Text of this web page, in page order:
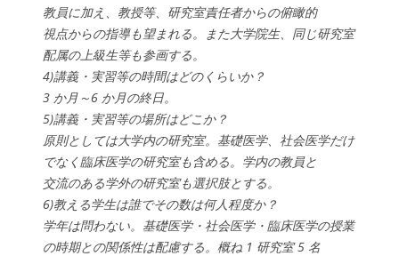
教員に加え、教授等、研究室責任者からの俯瞰的
視点からの指導も望まれる。また大学院生、同じ研究室
配属の上級生等も参画する。
4)講義・実習等の時間はどのくらいか？
3 か月～6 か月の終日。
5)講義・実習等の場所はどこか？
原則としては大学内の研究室。基礎医学、社会医学だけ
でなく臨床医学の研究室も含める。学内の教員と
交流のある学外の研究室も選択肢とする。
6)教える学生は誰でその数は何人程度か？
学年は問わない。基礎医学・社会医学・臨床医学の授業
の時期との関係性は配慮する。概ね 1 研究室 5 名